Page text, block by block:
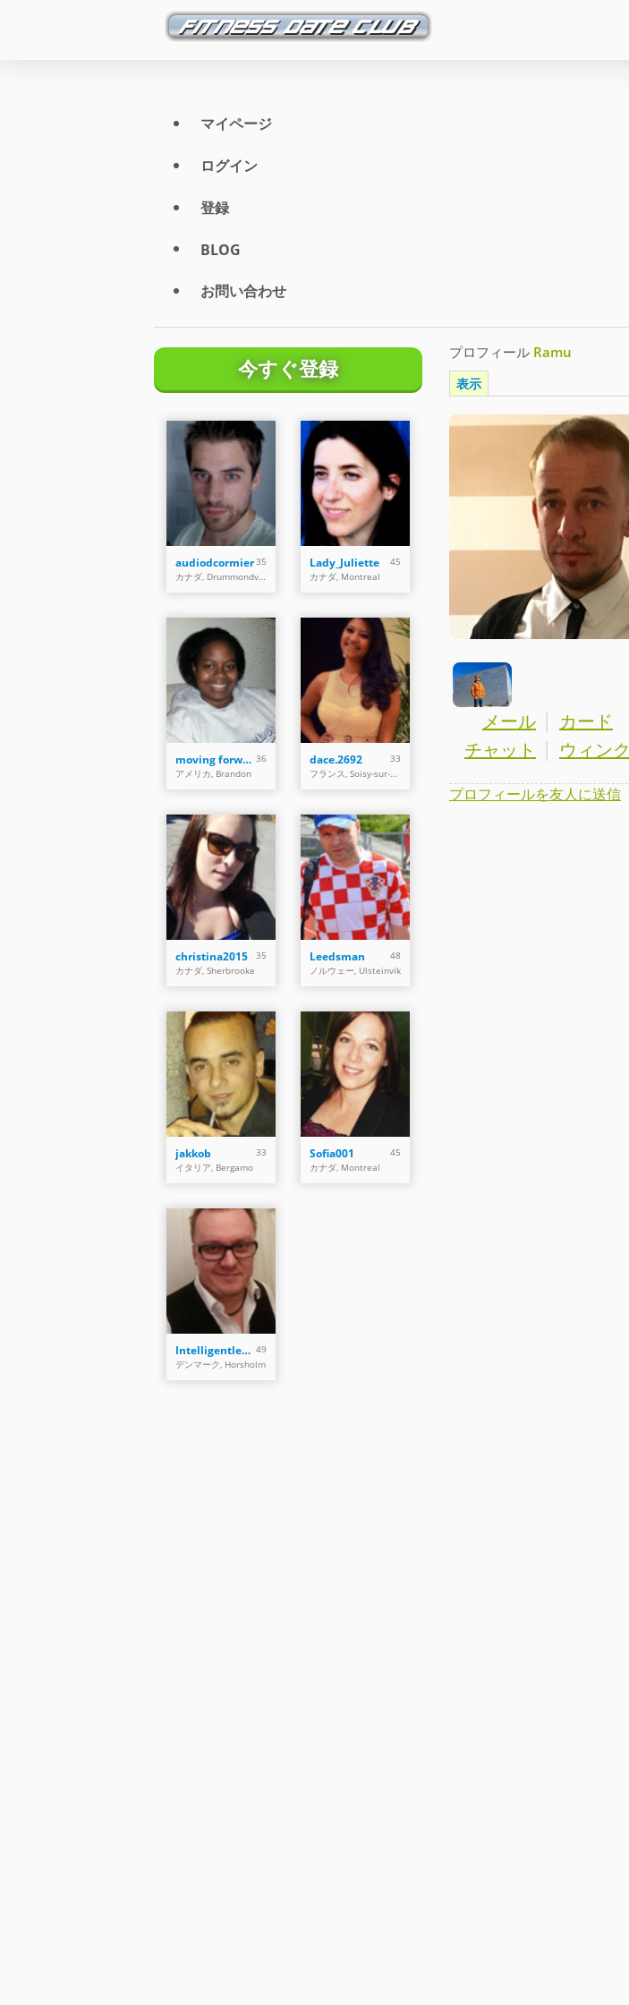
マイページ
ログイン
登録
BLOG
お問い合わせ
今すぐ登録
audiodcormier35
カナダ, Drummondville
Lady_Juliette
45
カナダ, Montreal
moving forward25 36
アメリカ, Brandon
dace.2692
33
フランス, Soisy-sur-Seine
christina2015
35
カナダ, Sherbrooke
Leedsman
48
ノルウェー, Ulsteinvik
jakkob
33
イタリア, Bergamo
Sofia001
45
カナダ, Montreal
Intelligentleman76 49
デンマーク, Horsholm
プロフィール Ramu
表示
メール | カード
チャット | ウィンク
プロフィールを友人に送信